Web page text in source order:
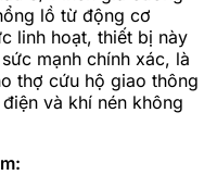
lồ từ động cơ
linh hoạt, thiết bị này
mạnh chính xác, là
thợ cứu hộ giao thông
và khí nén không